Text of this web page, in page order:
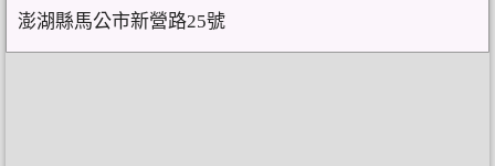
澎湖縣馬公市新營路25號